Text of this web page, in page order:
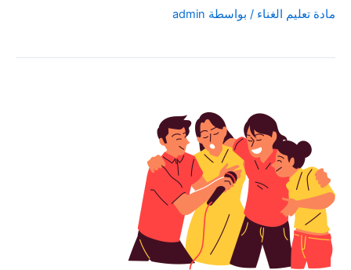
مادة تعليم الغناء / بواسطة admin